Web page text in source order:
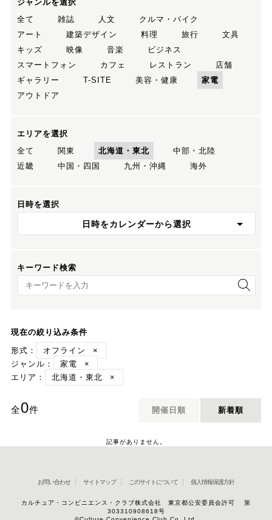
ジャンルを選択
全て
雑誌 人文
クルマ・バイク
アート
建築デザイン 料理 旅行
文具
キッズ
映像 音楽
ビジネス
スマートフォン
カフェ レストラン
店舗
ギャラリー
T-SITE 美容・健康
家電
アウトドア
エリアを選択
全て
関東 北海道・東北
中部・北陸
近畿
中国・四国 九州・沖縄 海外
日時を選択
日時をカレンダーから選択
キーワード検索
キーワード検索
現在の絞り込み条件
形式：
オフライン
×
ジャンル：
家電
×
エリア：
北海道・東北 ×
全0件 開催日順 新着順
記事がありません。
お問い合わせ サイトマップ このサイトについて 個人情報保護方針
カルチュア・コンビニエンス・クラブ株式会社 東京都公安委員会許可 第
303310908618号